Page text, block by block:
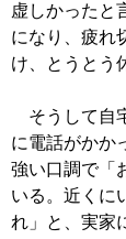
虚しかったと
になり、疲れ
け、とうとう
そうして自
に電話がかか
強い口調で「
いる。近くに
れ」と、実家